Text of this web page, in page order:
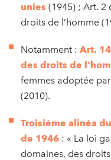
unies (1945) ; Art. 2
droits de l’homme
Notamment : Art.
des droits de
femmes adoptée
(2010).
Troisième alinéa
de 1946 : « La loi
domaines, des